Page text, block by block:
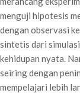
menguji hipotesis
dengan observasi
sintetis dari
kehidupan nyata.
seiring dengan
mempelajari lebih